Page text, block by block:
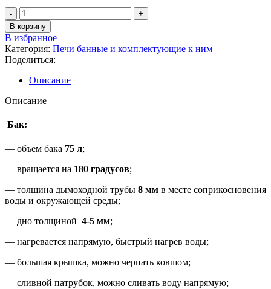
В корзину
В избранное
Категория: Печи банные и комплектующие к ним
Поделиться:
Описание
Описание
Бак:
— объем бака 75 л;
— вращается на 180 градусов;
— толщина дымоходной трубы 8 мм в месте соприкосновения
воды и окружающей среды;
— дно толщиной 4-5 мм;
— нагревается напрямую, быстрый нагрев воды;
— большая крышка, можно черпать ковшом;
— сливной патрубок, можно сливать воду напрямую;